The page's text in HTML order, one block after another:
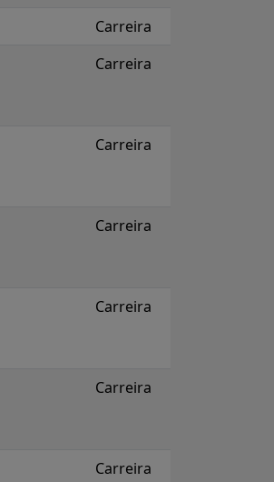
Carreira
Carreira
Carreira
Carreira
Carreira
Carreira
Carreira